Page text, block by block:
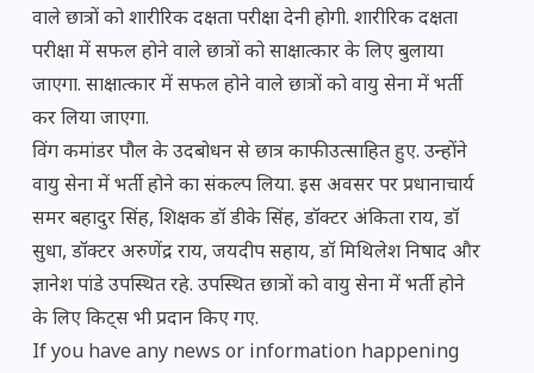
वाले छात्रों को शारीरिक दक्षता परीक्षा देनी होगी. शारीरिक दक्षता
परीक्षा में सफल होने वाले छात्रों को साक्षात्कार के लिए बुलाया
जाएगा. साक्षात्कार में सफल होने वाले छात्रों को वायु सेना में भर्ती
कर लिया जाएगा.
विंग कमांडर पौल के उदबोधन से छात्र काफी उत्साहित हुए. उन्होंने
वायु सेना में भर्ती होने का संकल्प लिया. इस अवसर पर प्रधानाचार्य
समर बहादुर सिंह, शिक्षक डॉ डीके सिंह, डॉक्टर अंकिता राय, डॉ
सुधा, डॉक्टर अरुणेंद्र राय, जयदीप सहाय, डॉ मिथिलेश निषाद और
ज्ञानेश पांडे उपस्थित रहे. उपस्थित छात्रों को वायु सेना में भर्ती होने
के लिए किट्स भी प्रदान किए गए.
If you have any news or information happening